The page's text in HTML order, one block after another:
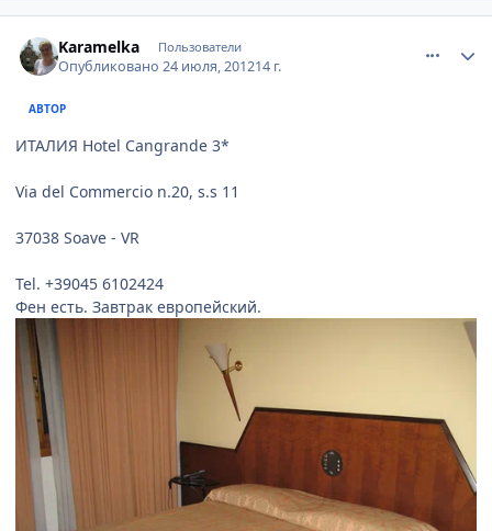
Karamelka Пользователи
Опубликовано24 июля, 201214 г.
АВТОР
ИТАЛИЯ Hotel Cangrande 3*
Via del Commercio n.20, s.s 11
37038 Soave - VR
Tel. +39045 6102424
Фен есть. Завтрак европейский.